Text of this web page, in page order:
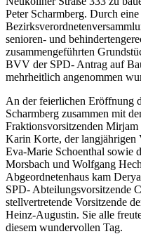
Peter Scharmberg. Durch
senioren- und
zusammengeführten
BVV der SPD- Antrag auf
mehrheitlich angenommen
An der feierlichen Eröffnung
Scharmberg zusammen mit
Fraktionsvorsitzenden
Karin Korte, der langjährigen
Eva-Marie Schoenthal sowie
Morsbach und Wolfgang
Abgeordnetenhaus kam
SPD- Abteilungsvorsitzende
stellvertretende Vorsitzende
Heinz-Augustin. Sie alle
diesem wundervollen Tag.